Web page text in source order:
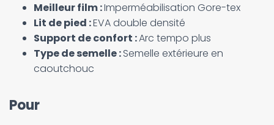
Meilleur film :Imperméabilisation Gore-tex
Lit de pied :EVA double densité
Support de confort :Arc tempo plus
Type de semelle :Semelle extérieure en
caoutchouc
Pour